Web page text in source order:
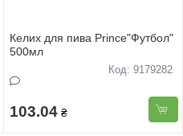
Келих для пива Prince"Футбол"
500мл
Код: 9179282
103.04 ₴